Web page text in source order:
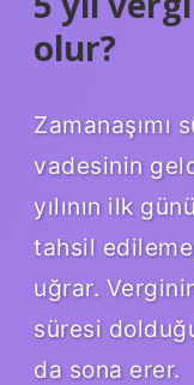
olur?
Zamanaşımı
vadesinin
yılının ilk
tahsil
uğrar.
süresi
da sona erer.